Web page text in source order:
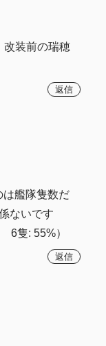
改装前の瑞穂
返信
は艦隊隻数だ
ないです
隻: 55%）
返信